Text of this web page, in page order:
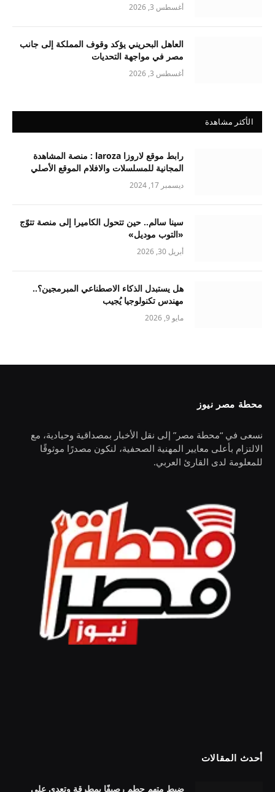
أغسطس 3, 2026
العاهل البحريني يؤكد وقوف المملكة إلى جانب
مصر في مواجهة التحديات
أغسطس 3, 2026
الأكثر مشاهدة
رابط موقع لاروزا laroza : منصة المشاهدة
المجانية للمسلسلات والافلام الموقع الأصلي
ديسمبر 17, 2024
سينا سالم.. حين تتحول الكاميرا إلى منصة تتوّج
«التوب موديل»
أبريل 30, 2026
هل يستبدل الذكاء الاصطناعي المبرمجين؟..
مهندس تكنولوجيا يُجيب
مايو 9, 2026
محطة مصر نيوز
نسعى في “محطة مصر” إلى نقل الأخبار بمصداقية وحيادية، مع
الالتزام بأعلى معايير المهنية الصحفية، لنكون مصدرًا موثوقًا
للمعلومة لدى القارئ العربي.
أحدث المقالات
ضبط متهم حطم رصيفًا بمطرقة وتعدى على